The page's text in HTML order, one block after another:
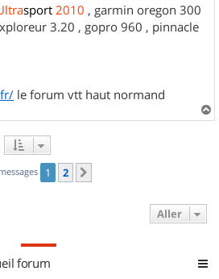
sport 2010 , garmin oregon 300
3.20 , gopro 960 , pinnacle
le forum vtt haut normand
a
1 2
Aller
forum